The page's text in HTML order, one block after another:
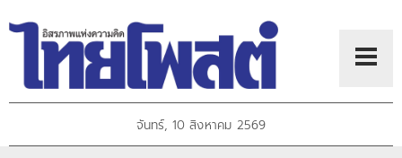
จันทร์, 10 สิงหาคม 2569